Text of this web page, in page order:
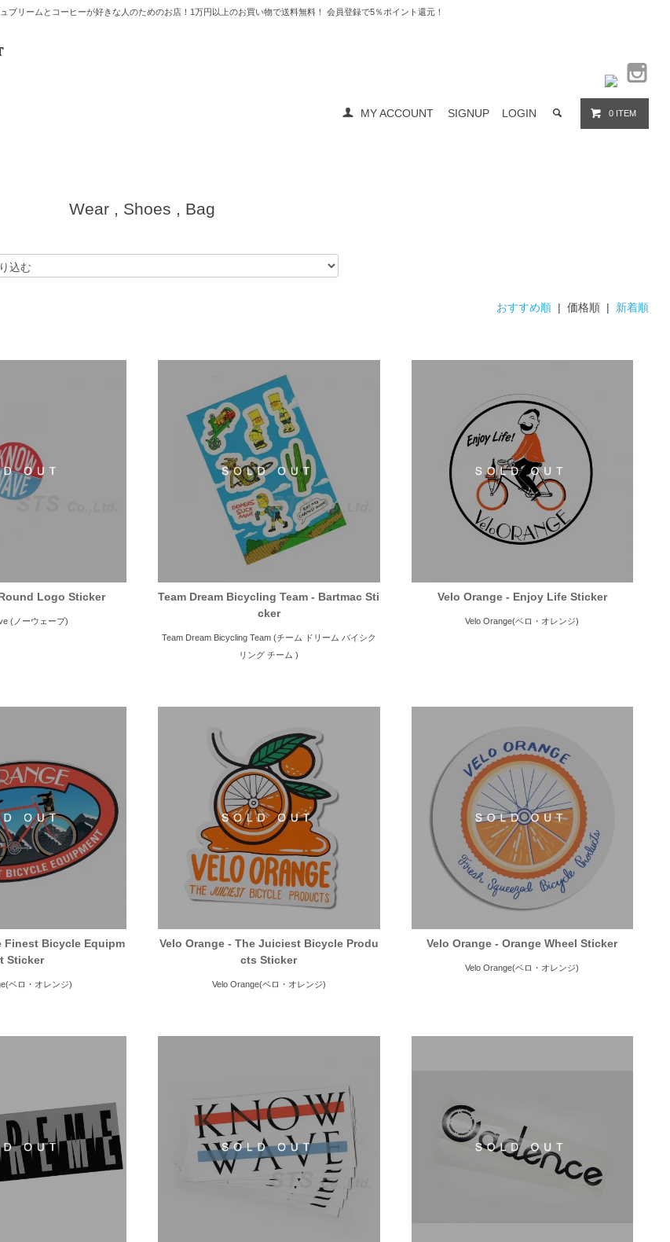
プリームとコーヒーが好きな人のためのお店！1万円以上のお買い物で送料無料！ 会員登録で5％ポイント還元！
MY ACCOUNT SIGNUP LOGIN 0 ITEM
Wear , Shoes , Bag
おすすめ順 | 価格順 | 新着順
Logo Sticker
(ノーウェーブ)
Team Dream Bicycling Team - Bartmac Sti
cker
Team Dream Bicycling Team (チーム ドリーム バイシク
リング チーム )
Velo Orange - Enjoy Life Sticker
Velo Orange(ベロ・オレンジ)
Finest Bicycle Equipm
Sticker
ベロ・オレンジ)
Velo Orange - The Juiciest Bicycle Produ
cts Sticker
Velo Orange(ベロ・オレンジ)
Velo Orange - Orange Wheel Sticker
Velo Orange(ベロ・オレンジ)